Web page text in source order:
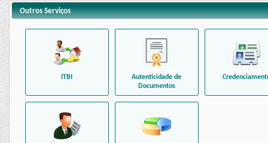
Outros Serviços
ITBI
Autenticidade de
Documentos